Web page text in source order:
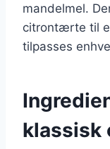
mandelmel.
citrontærte til
tilpasses